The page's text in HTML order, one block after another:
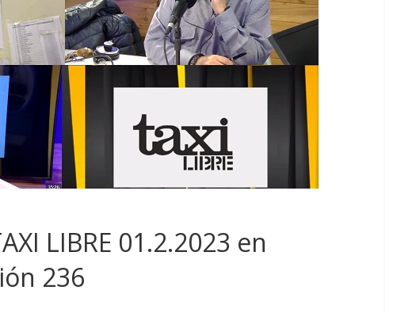
LIBRE 01.2.2023 en
236